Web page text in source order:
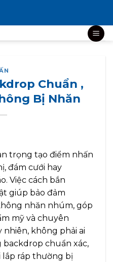
Chuẩn ,
Bị Nhăn
trọng tạo điểm nhấn
đám cưới hay
Việc cách bắn
giúp bảo đảm
nhăn nhúm, góp
mỹ và chuyên
nhiên, không phải ai
chuẩn xác,
lắp ráp thường bị